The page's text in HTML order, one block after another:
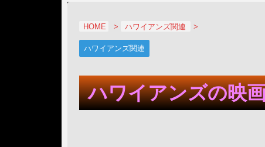
HOME > ハワイアンズ関連 >
ハワイアンズ関連
ハワイアンズの映